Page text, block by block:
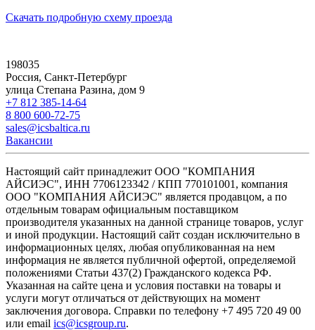
Скачать подробную схему проезда
198035
Россия, Санкт-Петербург
улица Степана Разина, дом 9
+7 812 385-14-64
8 800 600-72-75
sales@icsbaltica.ru
Вакансии
Настоящий сайт принадлежит ООО "КОМПАНИЯ
АЙСИЭС", ИНН 7706123342 / КПП 770101001, компания
ООО "КОМПАНИЯ АЙСИЭС" является продавцом, а по
отдельным товарам официальным поставщиком
производителя указанных на данной странице товаров, услуг
и иной продукции. Настоящий сайт создан исключительно в
информационных целях, любая опубликованная на нем
информация не является публичной офертой, определяемой
положениями Статьи 437(2) Гражданского кодекса РФ.
Указанная на сайте цена и условия поставки на товары и
услуги могут отличаться от действующих на момент
заключения договора. Справки по телефону +7 495 720 49 00
или email ics@icsgroup.ru.